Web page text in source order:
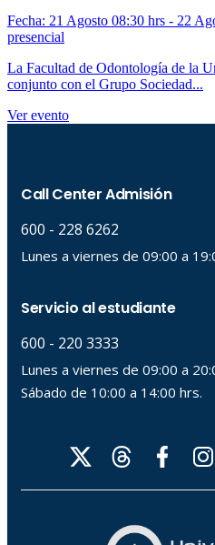
Fecha: 21 Agosto 08:30 hrs - 22
presencial
La Facultad de Odontología de la
conjunto con el Grupo Sociedad...
Ver evento